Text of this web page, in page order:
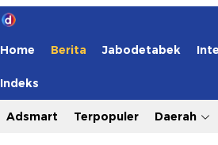
Home Berita Jabodetabek
Indeks
Adsmart Terpopuler Daerah